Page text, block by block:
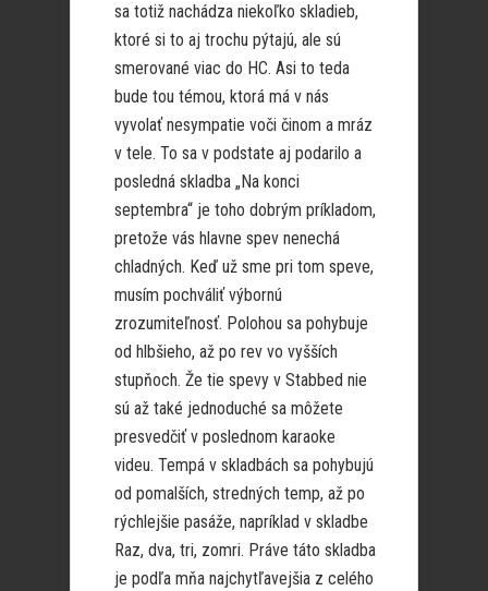
sa totiž nachádza niekoľko skladieb,
ktoré si to aj trochu pýtajú, ale sú
smerované viac do HC. Asi to teda
bude tou témou, ktorá má v nás
vyvolať nesympatie voči činom a mráz
v tele. To sa v podstate aj podarilo a
posledná skladba „Na konci
septembra“ je toho dobrým príkladom,
pretože vás hlavne spev nenechá
chladných. Keď už sme pri tom speve,
musím pochváliť výbornú
zrozumiteľnosť. Polohou sa pohybuje
od hlbšieho, až po rev vo vyšších
stupňoch. Že tie spevy v Stabbed nie
sú až také jednoduché sa môžete
presvedčiť v poslednom karaoke
videu. Tempá v skladbách sa pohybujú
od pomalších, stredných temp, až po
rýchlejšie pasáže, napríklad v skladbe
Raz, dva, tri, zomri. Práve táto skladba
je podľa mňa najchytľavejšia z celého